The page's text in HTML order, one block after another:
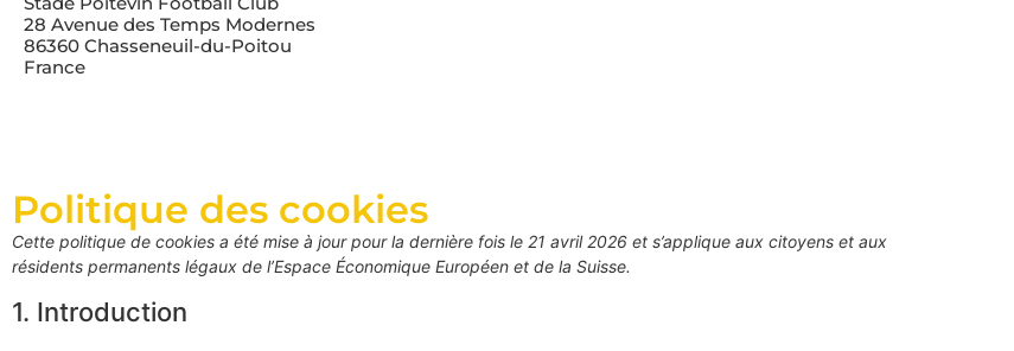
28 Avenue des Temps Modernes
86360 Chasseneuil-du-Poitou
France
Politique des cookies
Cette politique de cookies a été mise à jour pour la dernière fois le 21 avril 2026 et s’applique aux citoyens et aux
résidents permanents légaux de l’Espace Économique Européen et de la Suisse.
1. Introduction